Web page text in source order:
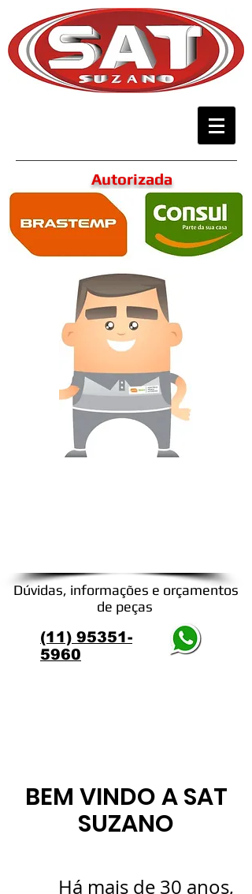
Autorizada
Dúvidas, informações e orçamentos
de peças
(11) 95351-
5960
BEM VINDO A SAT
SUZANO
Há mais de 30 anos,